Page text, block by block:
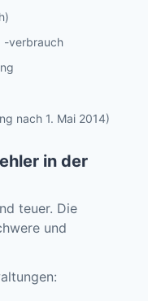
-verbrauch
nach 1. Mai 2014)
in der
teuer. Die
und